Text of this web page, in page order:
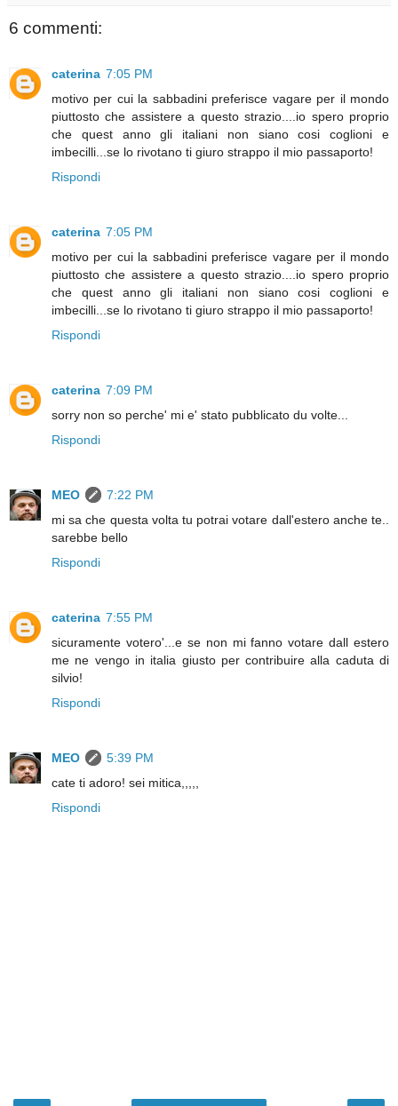
6 commenti:
caterina 7:05 PM
motivo per cui la sabbadini preferisce vagare per il mondo
piuttosto che assistere a questo strazio....io spero proprio
che quest anno gli italiani non siano cosi coglioni e
imbecilli...se lo rivotano ti giuro strappo il mio passaporto!
Rispondi
caterina 7:05 PM
motivo per cui la sabbadini preferisce vagare per il mondo
piuttosto che assistere a questo strazio....io spero proprio
che quest anno gli italiani non siano cosi coglioni e
imbecilli...se lo rivotano ti giuro strappo il mio passaporto!
Rispondi
caterina 7:09 PM
sorry non so perche' mi e' stato pubblicato du volte...
Rispondi
MEO
7:22 PM
mi sa che questa volta tu potrai votare dall'estero anche te..
sarebbe bello
Rispondi
caterina 7:55 PM
sicuramente votero'...e se non mi fanno votare dall estero
me ne vengo in italia giusto per contribuire alla caduta di
silvio!
Rispondi
MEO
5:39 PM
cate ti adoro! sei mitica,,,,,
Rispondi